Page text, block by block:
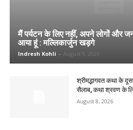
मैं पर्यटन के लिए नहीं, अपने लोगों और
आया हूं : मल्लिकार्जुन खड़गे
Indresh Kohli - August 9, 2026
श्रीमद्भागवत कथा के
सैलाब, कथा श्रवण के
August 8, 2026